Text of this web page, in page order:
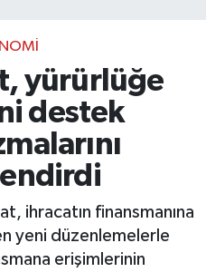
yürürlüğe
destek
ihracatın finansmanına
yeni düzenlemelerle
erişimlerinin